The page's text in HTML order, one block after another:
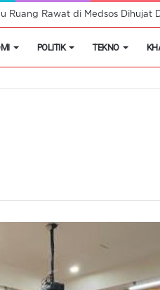
Ruang Rawat di Medsos Dihujat
POLITIK TEKNO